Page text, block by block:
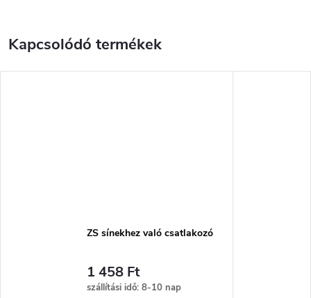
Kapcsolódó termékek
ZS sínekhez való csatlakozó
1 458 Ft
szállítási idő: 8-10 nap